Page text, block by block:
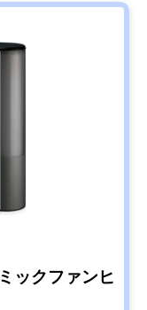
ックファンヒ